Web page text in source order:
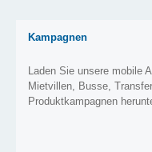
Kampagnen
Laden Sie unsere mobile
Mietvillen, Busse,
Produktkampagnen